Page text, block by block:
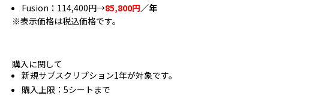
Fusion：114,400円→85,800円／年
※表示価格は税込価格です。
購入に関して
新規サブスクリプション1年が対象です。
購入上限：5シートまで